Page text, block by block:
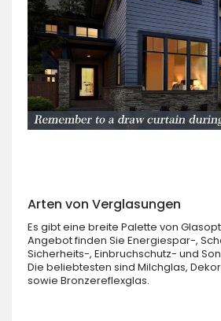
Arten von Verglasungen
Es gibt eine breite Palette von
Angebot finden Sie Energiespar-,
Sicherheits-, Einbruchschutz- und
Die beliebtesten sind Milchglas,
sowie Bronzereflexglas.